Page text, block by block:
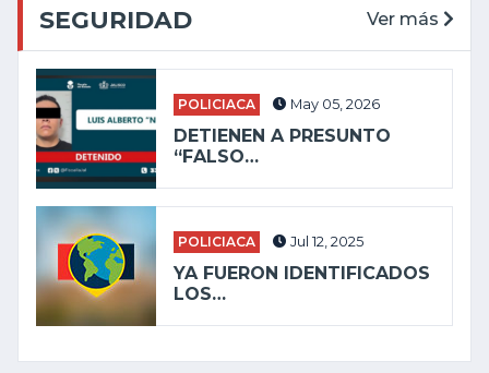
SEGURIDAD Ver más
POLICIACA May 05, 2026
DETIENEN A PRESUNTO
“FALSO…
POLICIACA Jul 12, 2025
YA FUERON IDENTIFICADOS
LOS…